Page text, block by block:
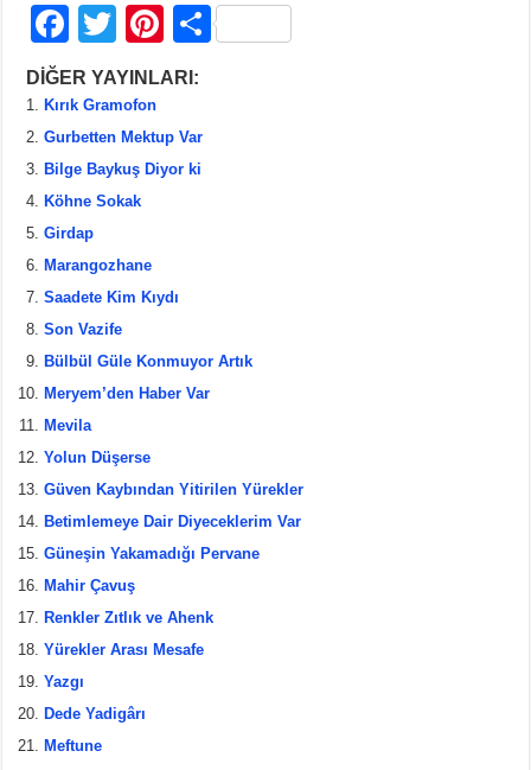
F
a
c
e
b
o
o
k
T
wi
tt
er
Pi
nt
e
st
S
DİĞER YAYINLARI:
Kırık Gramofon
Gurbetten Mektup Var
Bilge Baykuş Diyor ki
Köhne Sokak
Girdap
Marangozhane
Saadete Kim Kıydı
Son Vazife
Bülbül Güle Konmuyor Artık
Meryem’den Haber Var
Mevila
Yolun Düşerse
Güven Kaybından Yitirilen Yürekler
Betimlemeye Dair Diyeceklerim Var
Güneşin Yakamadığı Pervane
Mahir Çavuş
Renkler Zıtlık ve Ahenk
Yürekler Arası Mesafe
Yazgı
Dede Yadigârı
Meftune